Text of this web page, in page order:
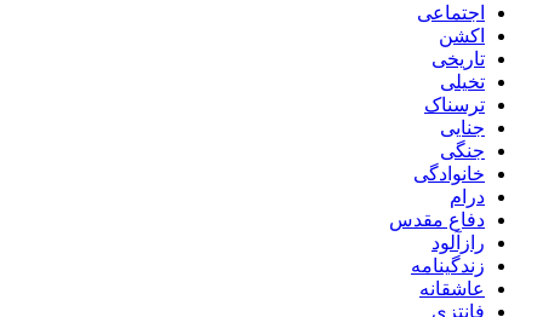
اجتماعی
اکشن
تاریخی
تخیلی
ترسناک
جنایی
جنگی
خانوادگی
درام
دفاع مقدس
رازآلود
زندگینامه
عاشقانه
فانتزی